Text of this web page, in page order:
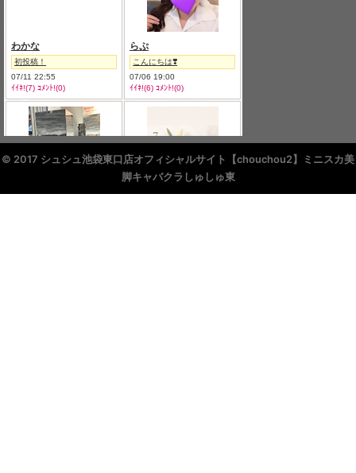
© 2017 シュシュ池袋東口店オフィシャルサイト【chouchou2】ミニスカ美
脚キャバクラしゅしゅ東